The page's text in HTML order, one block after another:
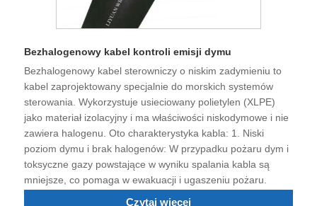
Bezhalogenowy kabel kontroli emisji dymu
Bezhalogenowy kabel sterowniczy o niskim zadymieniu to
kabel zaprojektowany specjalnie do morskich systemów
sterowania. Wykorzystuje usieciowany polietylen (XLPE)
jako materiał izolacyjny i ma właściwości niskodymowe i nie
zawiera halogenu. Oto charakterystyka kabla: 1. Niski
poziom dymu i brak halogenów: W przypadku pożaru dym i
toksyczne gazy powstające w wyniku spalania kabla są
mniejsze, co pomaga w ewakuacji i ugaszeniu pożaru.
Czytaj więcej